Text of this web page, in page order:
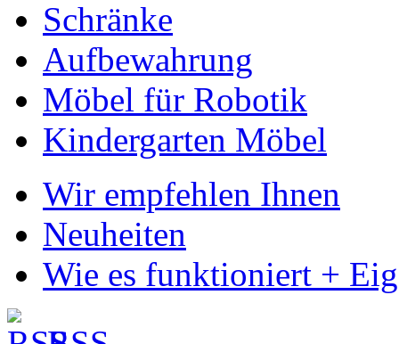
Schränke
Aufbewahrung
Möbel für Robotik
Kindergarten Möbel
Wir empfehlen Ihnen
Neuheiten
Wie es funktioniert +